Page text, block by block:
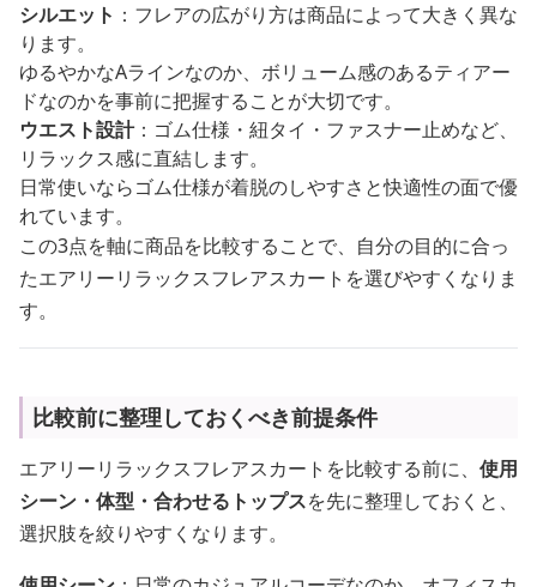
シルエット ：フレアの広がり方は商品によって大きく異な
ります。
ゆるやかなAラインなのか、ボリューム感のあるティアー
ドなのかを事前に把握することが大切です。
ウエスト設計：ゴム仕様・紐タイ・ファスナー止めなど、
リラックス感に直結します。
日常使いならゴム仕様が着脱のしやすさと快適性の面で優
れています。
この3点を軸に商品を比較することで、自分の目的に合っ
たエアリーリラックスフレアスカートを選びやすくなりま
す。
比較前に整理しておくべき前提条件
エアリーリラックスフレアスカートを比較する前に、 使用
シーン・体型・合わせるトップスを先に整理しておくと、
選択肢を絞りやすくなります。